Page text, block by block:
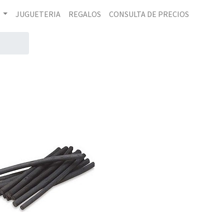
JUGUETERIA REGALOS CONSULTA DE PRECIOS